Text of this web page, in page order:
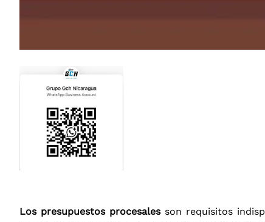
Los presupuestos procesalesson requisitos